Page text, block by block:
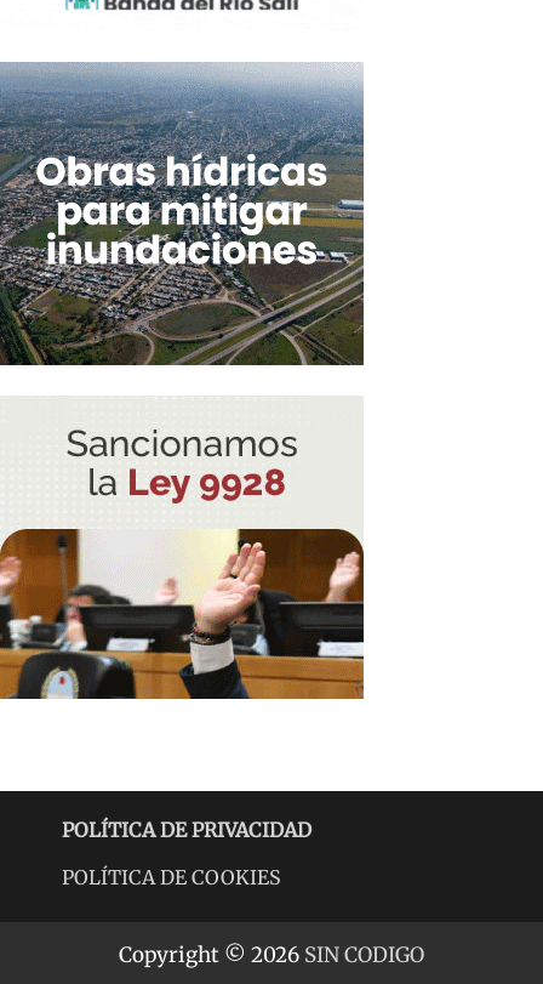
POLÍTICA DE PRIVACIDAD
POLÍTICA DE COOKIES
Copyright © 2026 SIN CODIGO